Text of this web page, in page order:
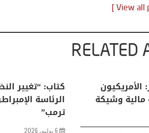
RELATED
فايننشال تايمز:
يواجهون أزمة
25 مايو، 2026
تراجع
حلفائها